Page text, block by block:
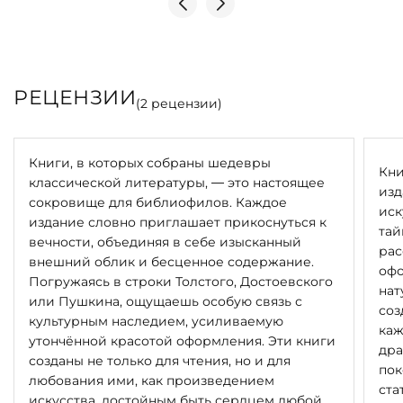
явлениях — целому миру, складывавшемуся на
Таинственные образы богов и духов, рождённые
богатой фантазией, художник воплотил в монохромных
и метафорами.
Сам художник так описывает процесс создания: «Если
очень сконцентрироваться, образы к тебе сами придут,
покажутся, и увидишь именно так, как надо… Этот
процесс связан с алхимией, с колдовством».
ИСПОЛНЕНИЕ
26 нумерованных экземпляров, подписанных
издателем и художником. Экземпляр № 1 предназначен
для собрания Государственного Эрмитажа.
РЕЦЕНЗИИ(2 рецензии)
Книги, в которых собраны шедевры
классической литературы, — это настоящее
сокровище для библиофилов. Каждое
издание словно приглашает прикоснуться к
вечности, объединяя в себе изысканный
внешний облик и бесценное содержание.
Погружаясь в строки Толстого, Достоевского
или Пушкина, ощущаешь особую связь с
культурным наследием, усиливаемую
утончённой красотой оформления. Эти книги
созданы не только для чтения, но и для
любования ими, как произведением